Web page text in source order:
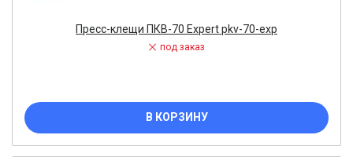
Пресс-клещи ПКВ-70 Expert pkv-70-exp
под заказ
В КОРЗИНУ